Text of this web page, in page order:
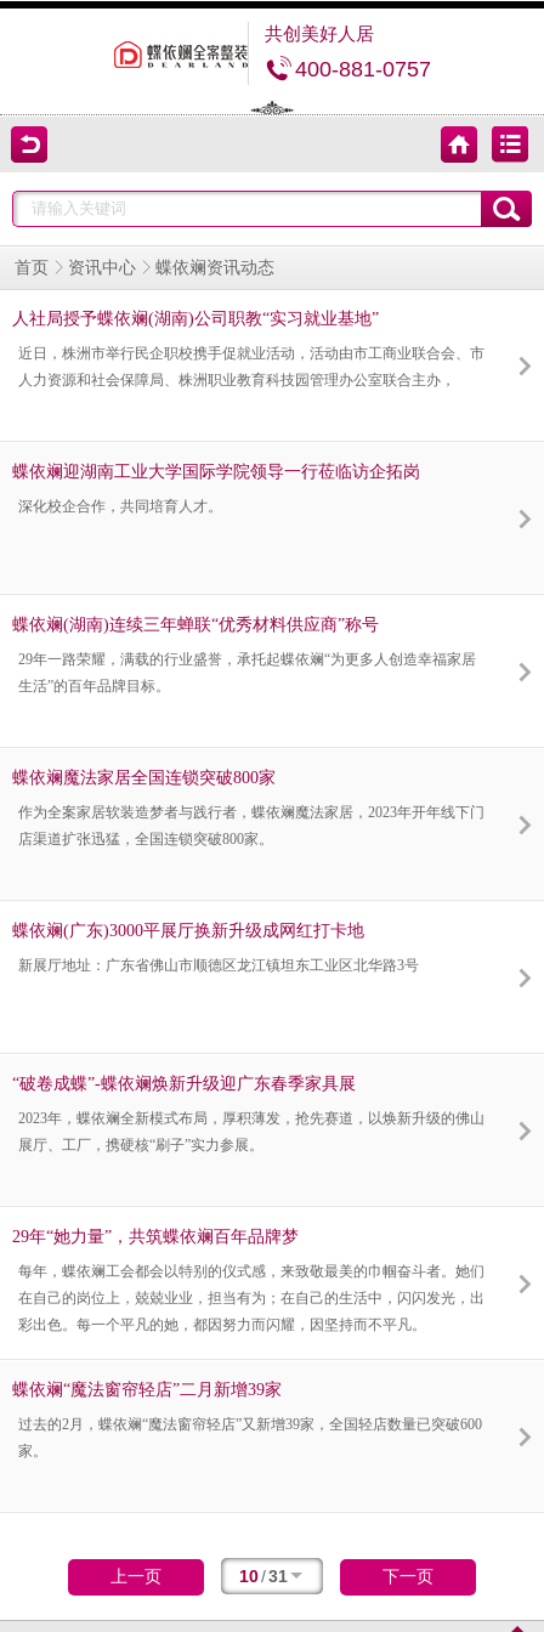
共创美好人居
400-881-0757
首页 资讯中心 蝶依斓资讯动态
人社局授予蝶依斓(湖南)公司职教“实习就业基地”
近日，株洲市举行民企职校携手促就业活动，活动由市工商业联合会、市
人力资源和社会保障局、株洲职业教育科技园管理办公室联合主办，
蝶依斓迎湖南工业大学国际学院领导一行莅临访企拓岗
深化校企合作，共同培育人才。
蝶依斓(湖南)连续三年蝉联“优秀材料供应商”称号
29年一路荣耀，满载的行业盛誉，承托起蝶依斓“为更多人创造幸福家居
生活”的百年品牌目标。
蝶依斓魔法家居全国连锁突破800家
作为全案家居软装造梦者与践行者，蝶依斓魔法家居，2023年开年线下门
店渠道扩张迅猛，全国连锁突破800家。
蝶依斓(广东)3000平展厅换新升级成网红打卡地
新展厅地址：广东省佛山市顺德区龙江镇坦东工业区北华路3号
“破卷成蝶”-蝶依斓焕新升级迎广东春季家具展
2023年，蝶依斓全新模式布局，厚积薄发，抢先赛道，以焕新升级的佛山
展厅、工厂，携硬核“刷子”实力参展。
29年“她力量”，共筑蝶依斓百年品牌梦
每年，蝶依斓工会都会以特别的仪式感，来致敬最美的巾帼奋斗者。她们
在自己的岗位上，兢兢业业，担当有为；在自己的生活中，闪闪发光，出
彩出色。每一个平凡的她，都因努力而闪耀，因坚持而不平凡。
蝶依斓“魔法窗帘轻店”二月新增39家
过去的2月，蝶依斓“魔法窗帘轻店”又新增39家，全国轻店数量已突破600
家。
上一页 10/31 下一页